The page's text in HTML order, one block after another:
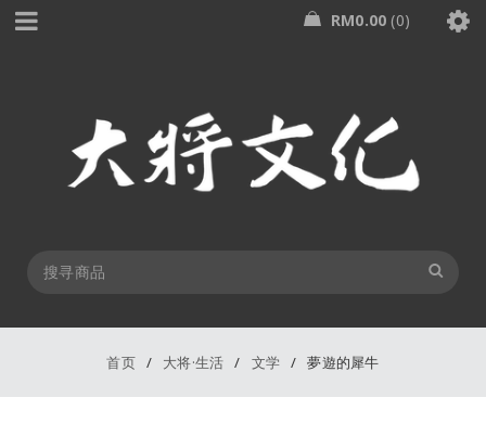
RM0.00 0
首页 / 大将·生活 / 文学 / 夢遊的犀牛